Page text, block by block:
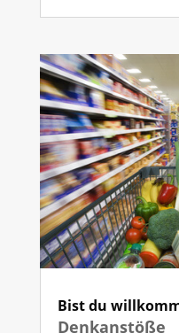
Bist du
Denkanstöße